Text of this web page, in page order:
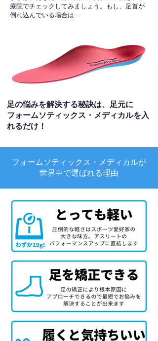
療院でチェックしてみましょう。もし、足首が
倒れ込んでいる場合は…
足の悩みを解決する秘訣は、足元に
フォームソティックス・メディカルを入
れるだけ！
フォームソティックス・メディカルが
世界中で選ばれる理由